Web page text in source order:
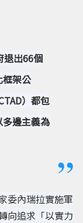
退出66個
框架公
）都包
邊主義為
委內瑞拉實施軍
向追求「以實力